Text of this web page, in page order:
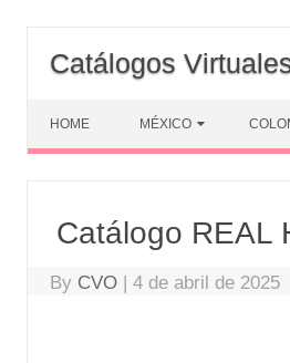
content
Catálogos
HOME MÉXICO
Catálogo REAL
By CVO | 4 de abril de 2025